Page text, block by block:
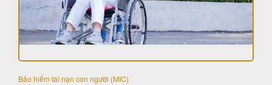
Bảo hiểm tai nạn con người (MIC)